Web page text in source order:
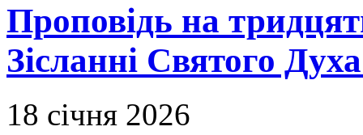
Проповідь на
Зісланні Святого
18 січня 2026